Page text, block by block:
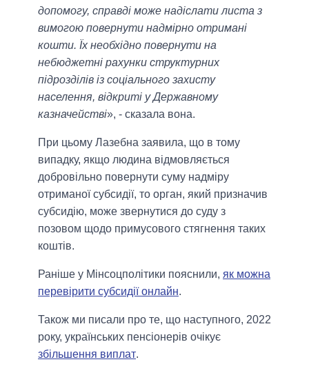
допомогу, справді може надіслати листа з
вимогою повернути надмірно отримані
кошти. Їх необхідно повернути на
небюджетні рахунки структурних
підрозділів із соціального захисту
населення, відкриті у Державному
казначействі», - сказала вона.
При цьому Лазебна заявила, що в тому
випадку, якщо людина відмовляється
добровільно повернути суму надміру
отриманої субсидії, то орган, який призначив
субсидію, може звернутися до суду з
позовом щодо примусового стягнення таких
коштів.
Раніше у Мінсоцполітики пояснили, як можна
перевірити субсидії онлайн.
Також ми писали про те, що наступного, 2022
року, українських пенсіонерів очікує
збільшення виплат.